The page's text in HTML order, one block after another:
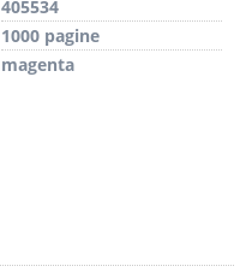
405534
1000 pagine
magenta